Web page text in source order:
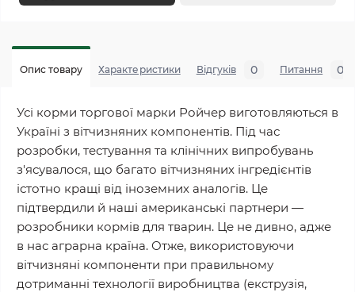
Опис товару Характеристики Відгуків 0 Питання 0
Усі корми торгової марки Ройчер виготовляються в
Україні з вітчизняних компонентів. Під час
розробки, тестування та клінічних випробувань
з'ясувалося, що багато вітчизняних інгредієнтів
істотно кращі від іноземних аналогів. Це
підтвердили й наші американські партнери —
розробники кормів для тварин. Це не дивно, адже
в нас аграрна країна. Отже, використовуючи
вітчизняні компоненти при правильному
дотриманні технології виробництва (екструзія,